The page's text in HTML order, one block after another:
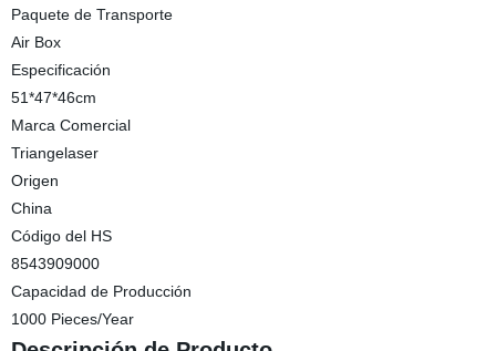
Paquete de Transporte
Air Box
Especificación
51*47*46cm
Marca Comercial
Triangelaser
Origen
China
Código del HS
8543909000
Capacidad de Producción
1000 Pieces/Year